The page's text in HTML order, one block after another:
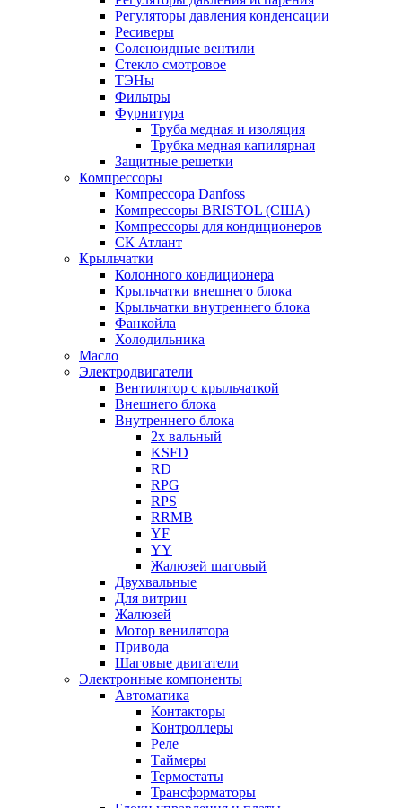
Регуляторы давления конденсации
Ресиверы
Соленоидные вентили
Стекло смотровое
ТЭНы
Фильтры
Фурнитура
Труба медная и изоляция
Трубка медная капилярная
Защитные решетки
Компрессоры
Компрессора Danfoss
Компрессоры BRISTOL (США)
Компрессоры для кондиционеров
СК Атлант
Крыльчатки
Колонного кондиционера
Крыльчатки внешнего блока
Крыльчатки внутреннего блока
Фанкойла
Холодильника
Масло
Электродвигатели
Вентилятор с крыльчаткой
Внешнего блока
Внутреннего блока
2х вальный
KSFD
RD
RPG
RPS
RRMB
YF
YY
Жалюзей шаговый
Двухвальные
Для витрин
Жалюзей
Мотор венилятора
Привода
Шаговые двигатели
Электронные компоненты
Автоматика
Контакторы
Контроллеры
Реле
Таймеры
Термостаты
Трансформаторы